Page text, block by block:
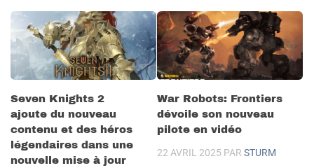
Seven Knights 2
ajoute du nouveau
contenu et des héros
légendaires dans une
nouvelle mise à jour
War Robots: Frontiers
dévoile son nouveau
pilote en vidéo
22 AVRIL 2025 PAR STURM